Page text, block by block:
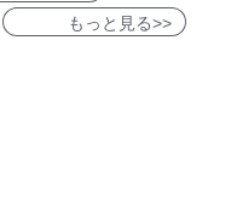
もっと見る>>